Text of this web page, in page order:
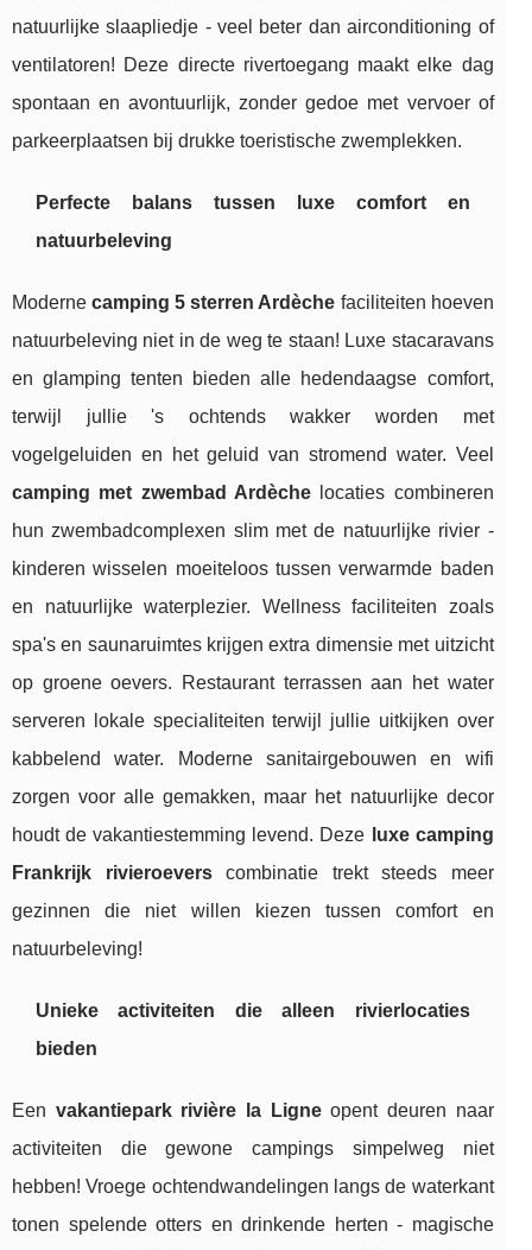
natuurlijke slaapliedje - veel beter dan airconditioning of
ventilatoren! Deze directe rivertoegang maakt elke dag
spontaan en avontuurlijk, zonder gedoe met vervoer of
parkeerplaatsen bij drukke toeristische zwemplekken.
Perfecte balans tussen luxe comfort en
natuurbeleving
Modernecamping 5 sterren Ardèche faciliteiten hoeven
natuurbeleving niet in de weg te staan! Luxe stacaravans
en glamping tenten bieden alle hedendaagse comfort,
terwijl jullie 's ochtends wakker worden met
vogelgeluiden en het geluid van stromend water. Veel
camping met zwembad Ardèchelocaties combineren
hun zwembadcomplexen slim met de natuurlijke rivier -
kinderen wisselen moeiteloos tussen verwarmde baden
en natuurlijke waterplezier. Wellness faciliteiten zoals
spa's en saunaruimtes krijgen extra dimensie met uitzicht
op groene oevers. Restaurant terrassen aan het water
serveren lokale specialiteiten terwijl jullie uitkijken over
kabbelend water. Moderne sanitairgebouwen en wifi
zorgen voor alle gemakken, maar het natuurlijke decor
houdt de vakantiestemming levend. Deze
luxe camping
Frankrijk rivieroeverscombinatie trekt steeds meer
gezinnen die niet willen kiezen tussen comfort en
natuurbeleving!
Unieke activiteiten die alleen rivierlocaties
bieden
Een vakantiepark rivière la Ligneopent deuren naar
activiteiten die gewone campings simpelweg niet
hebben! Vroege ochtendwandelingen langs de waterkant
tonen spelende otters en drinkende herten - magische